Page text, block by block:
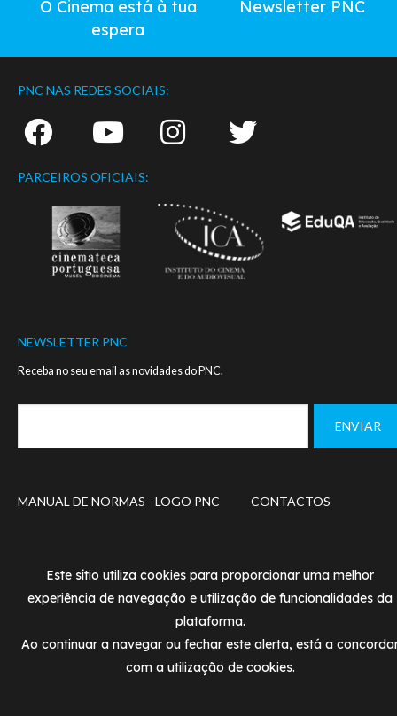
O Cinema está à tua
espera
Newsletter PNC
PNC NAS REDES SOCIAIS:
PARCEIROS OFICIAIS:
NEWSLETTER PNC
Receba no seu email as novidades do PNC.
Footer
MANUAL DE NORMAS - LOGO PNC CONTACTOS
© PNC 2020
Designed and developed bySIMBIOSE
Este sítio utiliza cookies para proporcionar uma melhor
experiência de navegação e utilização de funcionalidades da
plataforma.
Ao continuar a navegar ou fechar este alerta, está a
com a utilização de cookies.